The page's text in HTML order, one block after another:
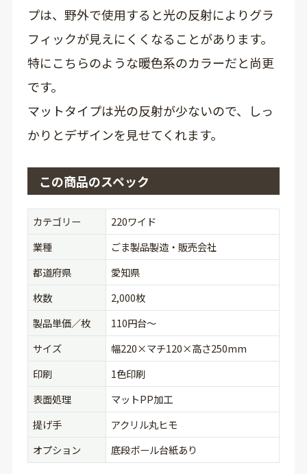
プは、野外で使用すると光の反射によりグラ
フィックが見えにくくなることがあります。
特にこちらのような暖色系のカラーだと尚更
です。
マットタイプは光の反射が少ないので、しっ
かりとデザインを見せてくれます。
この商品のスペック
カテゴリー
220ワイド
業種
ごま製品製造・販売会社
都道府県
愛知県
枚数
2,000枚
製品単価／枚
110円台〜
サイズ
幅220×マチ120×高さ250mm
印刷
1色印刷
表面処理
マットPP加工
提げ手
アクリル丸ヒモ
オプション
底段ボール台紙あり